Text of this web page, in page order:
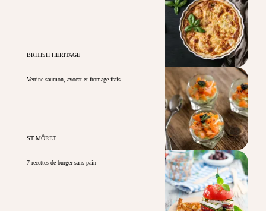
BRITISH HERITAGE
Verrine saumon, avocat et fromage frais
ST MÔRET
7 recettes de burger sans pain